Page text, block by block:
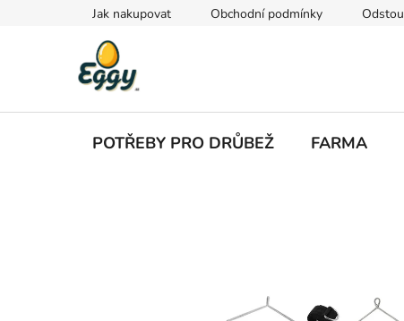
Jak nakupovat Obchodní podmínky
POTŘEBY PRO DRŮBEŽ FARMA